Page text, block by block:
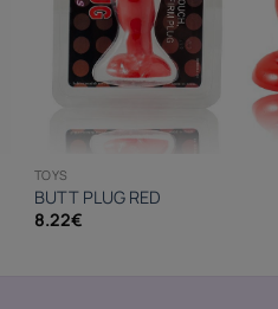
TOYS
BUTT PLUG RED
8.22€